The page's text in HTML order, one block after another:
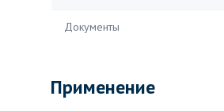
Документы
Применение